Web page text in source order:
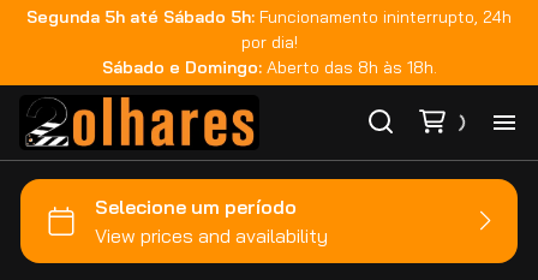
Segunda 5h até Sábado 5h: Funcionamento ininterrupto, 24h
por dia!
Sábado e Domingo: Aberto das 8h às 18h.